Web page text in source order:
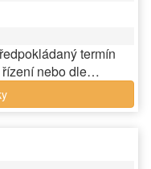
termín
řízení nebo dle…